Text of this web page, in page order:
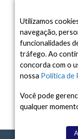
Arquivo
Utilizamos
navegação,
funcionalidades
tráfego. Ao
concorda com o
nossa Política de
Você pode
qualquer